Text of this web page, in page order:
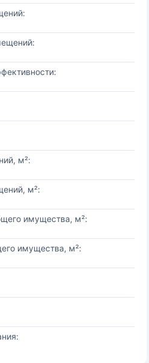
м²:
м²:
имущества, м²:
имущества, м²: